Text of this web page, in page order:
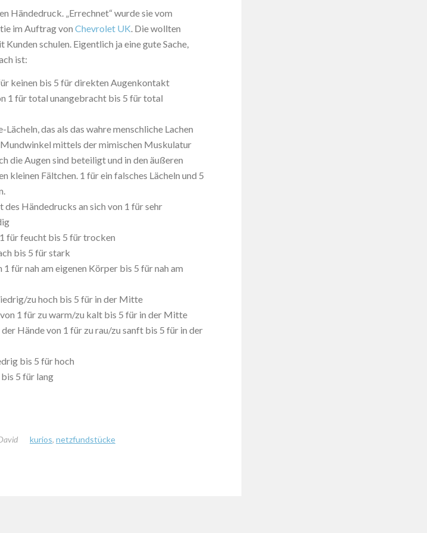
Händedruck. „Errechnet“ wurde sie vom
im Auftrag von Chevrolet UK . Die wollten
schulen. Eigentlich ja eine gute Sache,
ist:
keinen bis 5 für direkten Augenkontakt
1 für total unangebracht bis 5 für total
das als das wahre menschliche Lachen
mittels der mimischen Muskulatur
die Augen sind beteiligt und in den äußeren
kleinen Fältchen. 1 für ein falsches Lächeln und 5
Händedrucks an sich von 1 für sehr
für feucht bis 5 für trocken
bis 5 für stark
für nah am eigenen Körper bis 5 für nah am
zu hoch bis 5 für in der Mitte
1 für zu warm/zu kalt bis 5 für in der Mitte
Hände von 1 für zu rau/zu sanft bis 5 für in der
bis 5 für hoch
5 für lang
kurios, netzfundstücke